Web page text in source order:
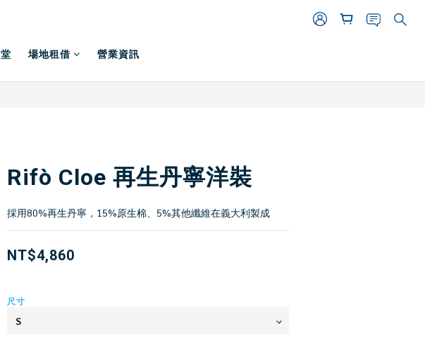
場地租借 營業資訊
Rifò Cloe 再生丹寧洋裝
採用80%再生丹寧，15%原生棉、5%其他纖維在義大利製成
NT$4,860
尺寸